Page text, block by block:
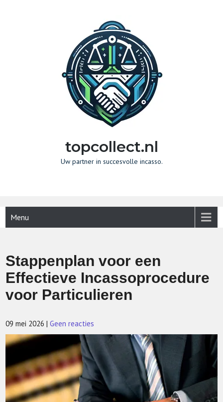
topcollect.nl
Uw partner in succesvolle incasso.
Menu
Stappenplan voor een
Effectieve Incassoprocedure
voor Particulieren
09 mei 2026 |Geen reacties